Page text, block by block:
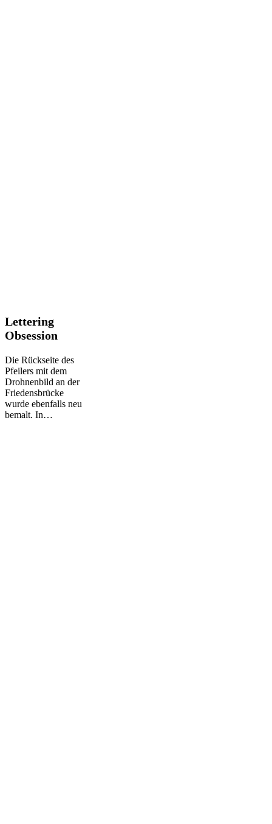
Lettering
Obsession
Lettering
Obsession
Die Rückseite des
Pfeilers mit dem
Drohnenbild an der
Friedensbrücke
wurde ebenfalls neu
bemalt. In…